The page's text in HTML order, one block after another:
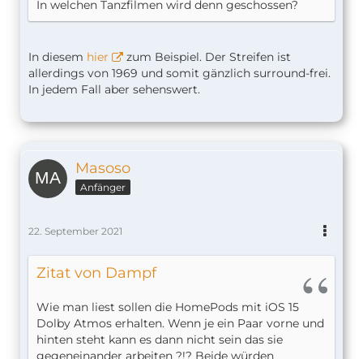
In welchen Tanzfilmen wird denn geschossen?
In diesem hier
zum Beispiel. Der Streifen ist
allerdings von 1969 und somit gänzlich surround-frei.
In jedem Fall aber sehenswert.
Masoso
Anfänger
22. September 2021
Zitat von Dampf
Wie man liest sollen die HomePods mit iOS 15
Dolby Atmos erhalten. Wenn je ein Paar vorne und
hinten steht kann es dann nicht sein das sie
gegeneinander arbeiten ?!? Beide würden